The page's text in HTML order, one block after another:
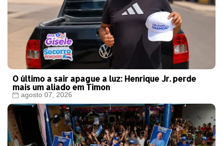
O último a sair apague a luz: Henrique Jr. perde
mais um aliado em Timon
agosto 07, 2026